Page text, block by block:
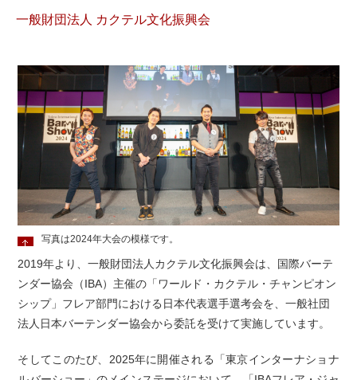
一般財団法人 カクテル文化振興会
写真は2024年大会の模様です。
2019年より、一般財団法人カクテル文化振興会は、国際バーテ
ンダー協会（IBA）主催の「ワールド・カクテル・チャンピオン
シップ」フレア部門における日本代表選手選考会を、一般社団
法人日本バーテンダー協会から委託を受けて実施しています。
そしてこのたび、2025年に開催される「東京インターナショナ